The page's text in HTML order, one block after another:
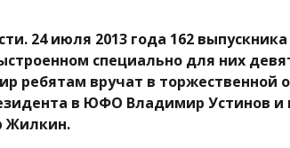
24 июля 2013 года 162
специально для них
ребятам вручат в торжественной
в ЮФО Владимир Устинов и
Жилкин.